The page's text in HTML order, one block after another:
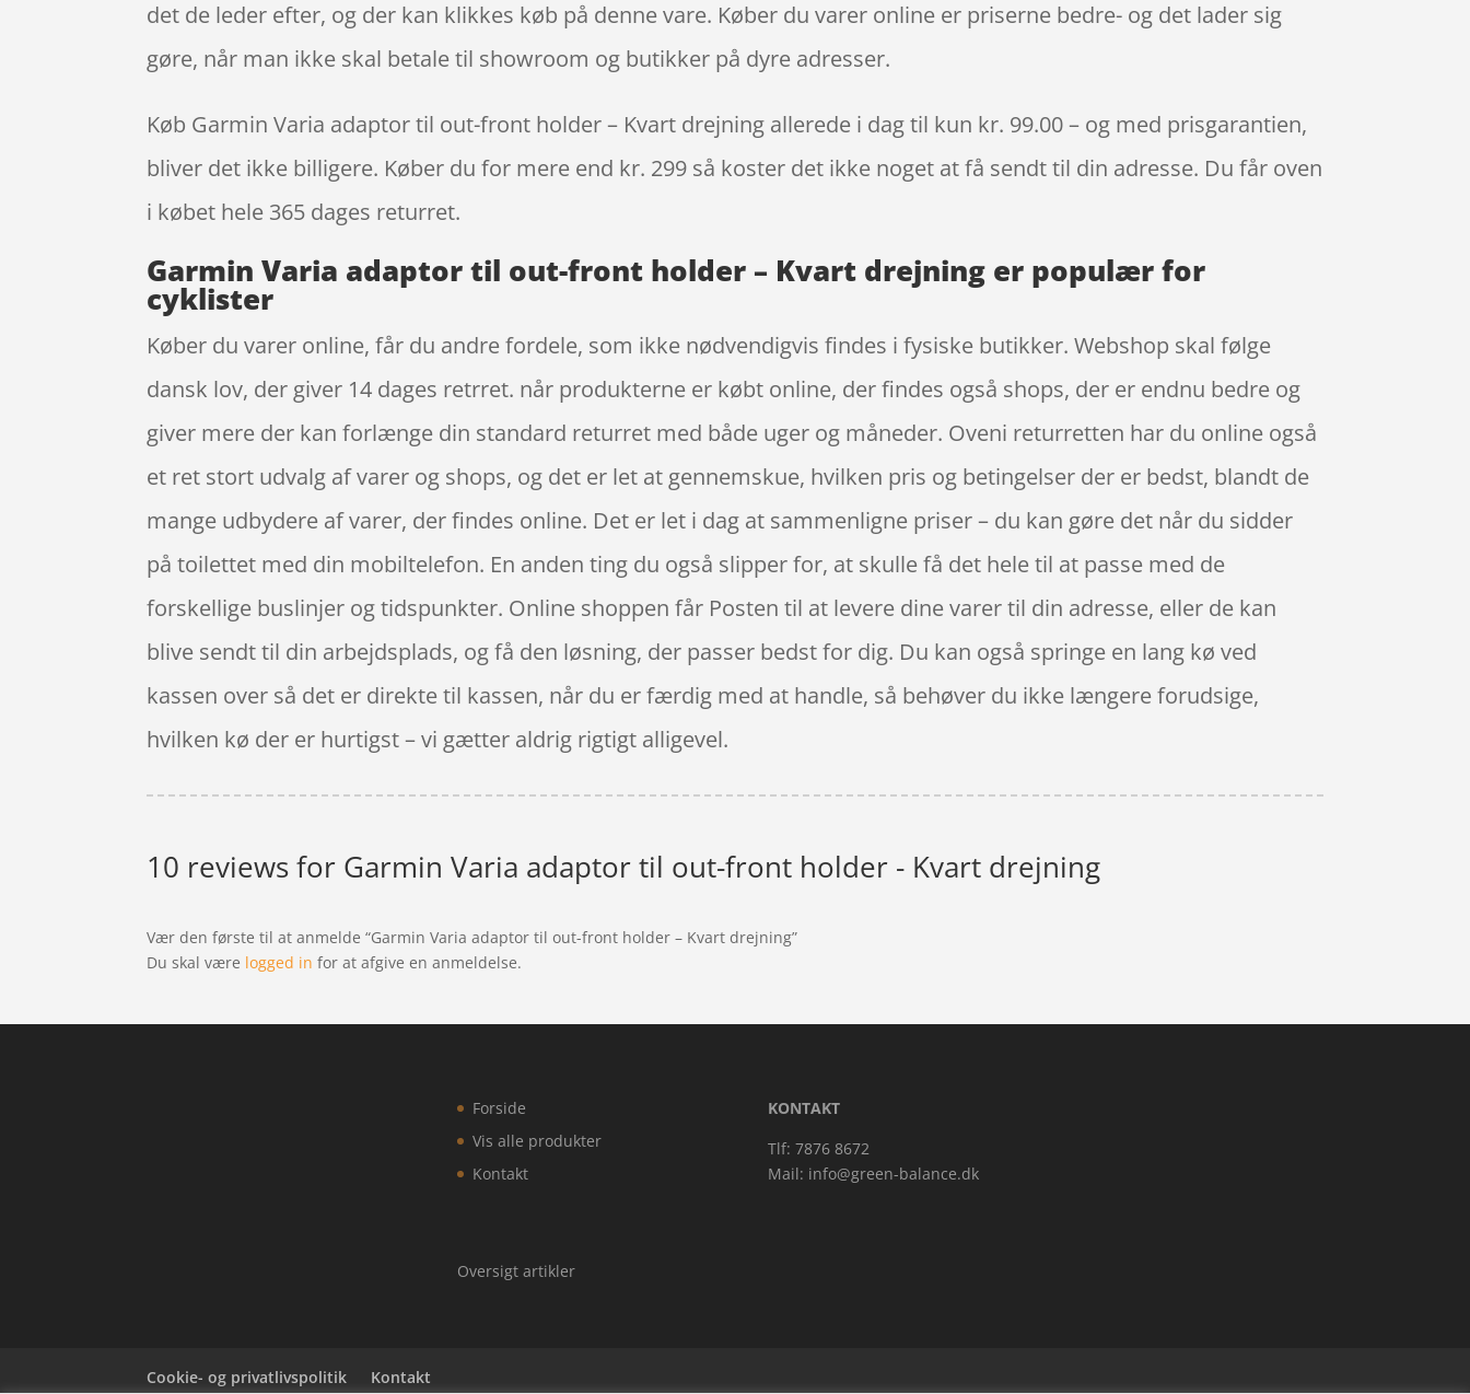
det de leder efter, og der kan klikkes køb på denne vare. Køber du varer online er priserne bedre- og det lader sig
gøre, når man ikke skal betale til showroom og butikker på dyre adresser.
Køb Garmin Varia adaptor til out-front holder – Kvart drejning allerede i dag til kun kr. 99.00 – og med prisgarantien,
bliver det ikke billigere. Køber du for mere end kr. 299 så koster det ikke noget at få sendt til din adresse. Du får oven
i købet hele 365 dages returret.
Garmin Varia adaptor til out-front holder – Kvart drejning er populær for
cyklister
Køber du varer online, får du andre fordele, som ikke nødvendigvis findes i fysiske butikker. Webshop skal følge
dansk lov, der giver 14 dages retrret. når produkterne er købt online, der findes også shops, der er endnu bedre og
giver mere der kan forlænge din standard returret med både uger og måneder. Oveni returretten har du online også
et ret stort udvalg af varer og shops, og det er let at gennemskue, hvilken pris og betingelser der er bedst, blandt de
mange udbydere af varer, der findes online. Det er let i dag at sammenligne priser – du kan gøre det når du sidder
på toilettet med din mobiltelefon. En anden ting du også slipper for, at skulle få det hele til at passe med de
forskellige buslinjer og tidspunkter. Online shoppen får Posten til at levere dine varer til din adresse, eller de kan
blive sendt til din arbejdsplads, og få den løsning, der passer bedst for dig. Du kan også springe en lang kø ved
kassen over så det er direkte til kassen, når du er færdig med at handle, så behøver du ikke længere forudsige,
hvilken kø der er hurtigst – vi gætter aldrig rigtigt alligevel.
10 reviews for Garmin Varia adaptor til out-front holder - Kvart drejning
Vær den første til at anmelde “Garmin Varia adaptor til out-front holder – Kvart drejning”
Du skal være logged in for at afgive en anmeldelse.
Forside
Vis alle produkter
Kontakt
Oversigt artikler
KONTAKT
Tlf: 7876 8672
Mail: info@green-balance.dk
Cookie- og privatlivspolitik Kontakt